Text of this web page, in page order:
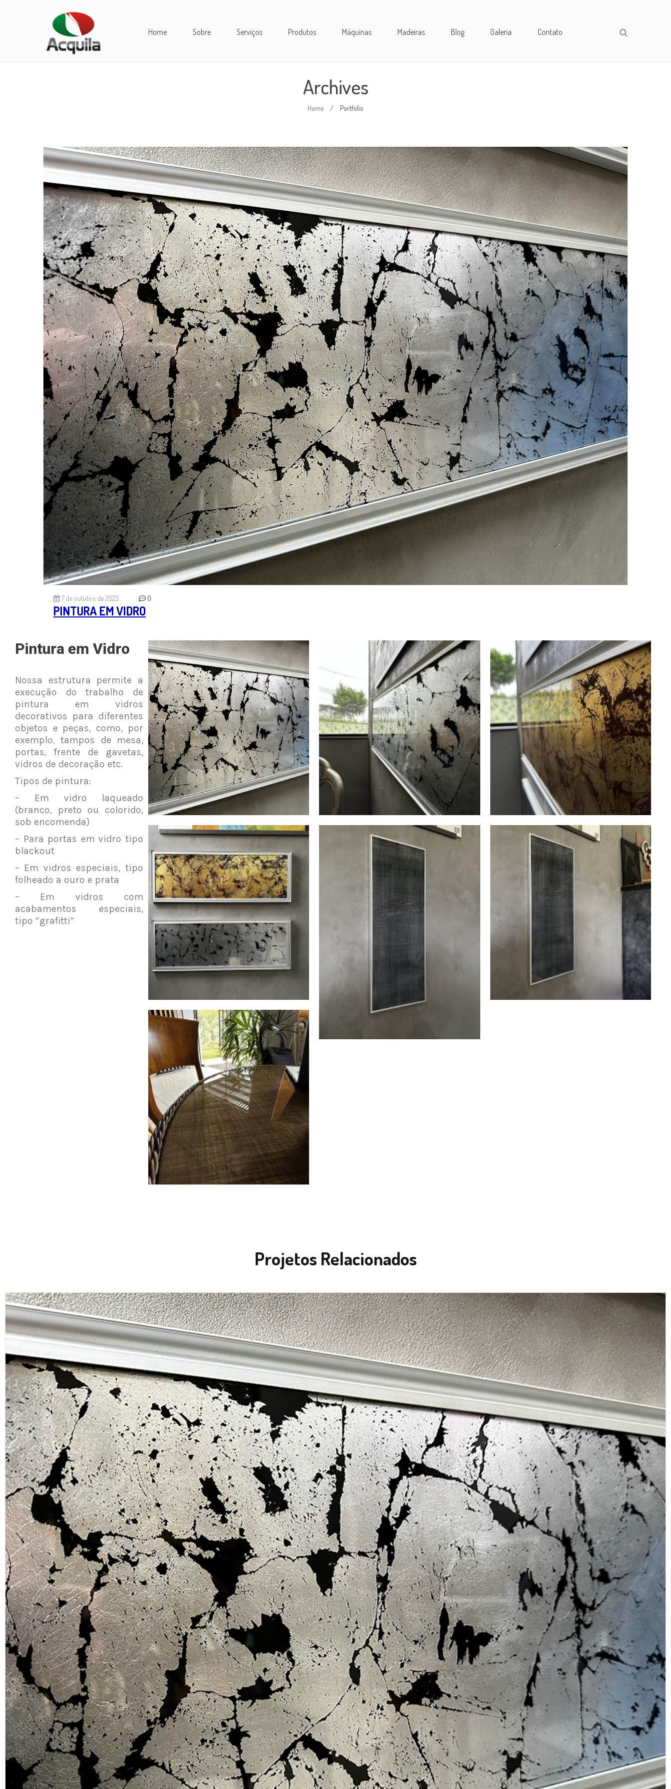
Home Sobre Serviços Produtos Máquinas Madeiras Blog Galeria Contato
Archives
Home / Portfolio
7 de outubro de 2023 0
PINTURA EM VIDRO
Pintura em Vidro
Nossa estrutura permite a
execução do trabalho de
pintura em vidros
decorativos para diferentes
objetos e peças, como, por
exemplo, tampos de mesa,
portas, frente de gavetas,
vidros de decoração etc.
Tipos de pintura:
– Em vidro laqueado
(branco, preto ou colorido,
sob encomenda)
– Para portas em vidro tipo
blackout
– Em vidros especiais, tipo
folheado a ouro e prata
– Em vidros com
acabamentos especiais,
tipo “grafitti”
Projetos Relacionados